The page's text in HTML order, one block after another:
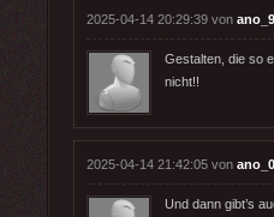
2025-04-14 20:29:39 von
Gestalten, die so
nicht!!
2025-04-14 21:42:05 von
Und dann gibt’s